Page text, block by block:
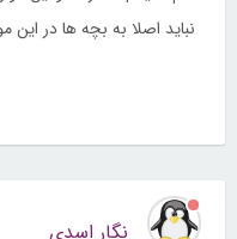
نباید اصلا به بچه ها در این
نگار اسدی